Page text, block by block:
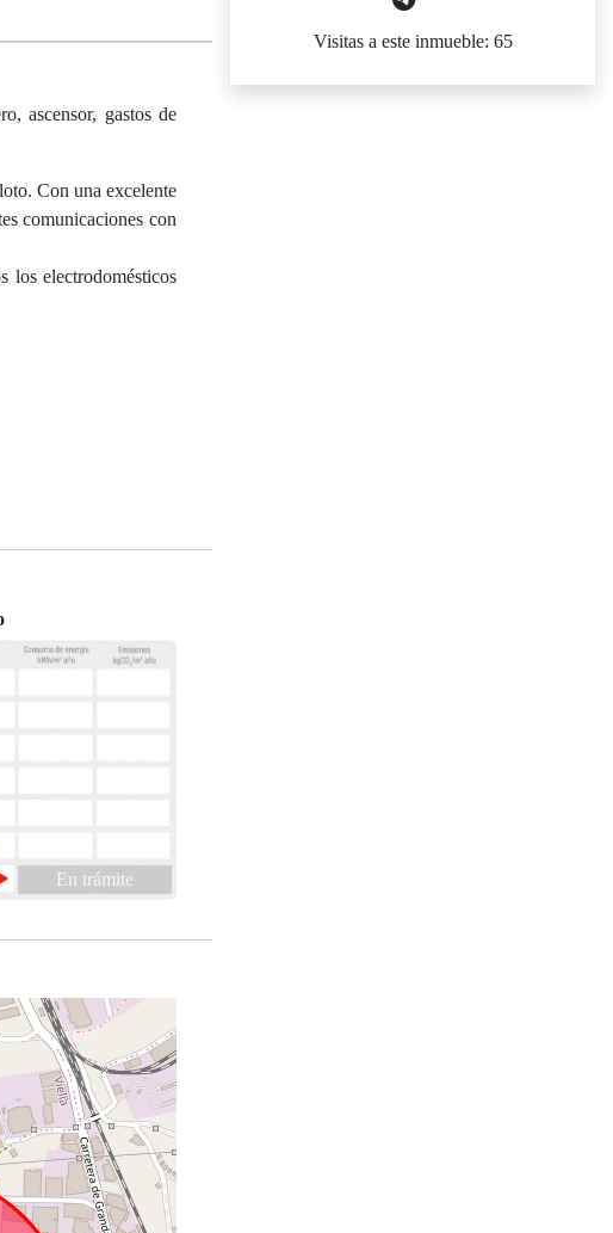
ascensor, gastos de
Con una excelente
comunicaciones con
los electrodomésticos
En trámite
Visitas a este inmueble: 65